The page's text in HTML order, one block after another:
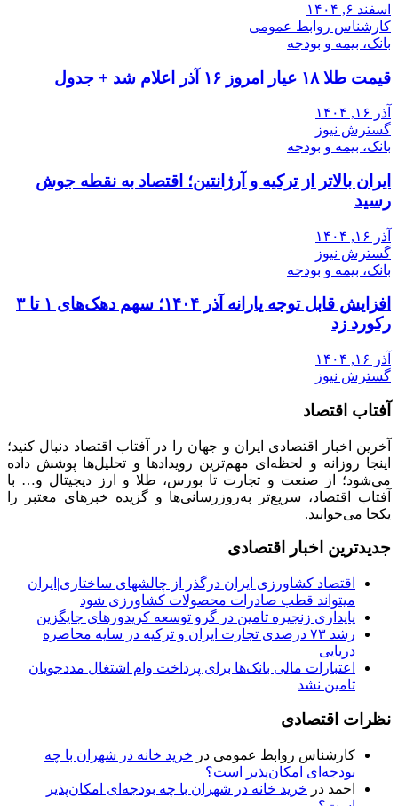
اسفند ۶, ۱۴۰۴
کارشناس روابط عمومی
بانک، بیمه و بودجه
قیمت طلا ۱۸ عیار امروز ۱۶ آذر اعلام شد + جدول
آذر ۱۶, ۱۴۰۴
گسترش نیوز
بانک، بیمه و بودجه
ایران بالاتر از ترکیه و آرژانتین؛ اقتصاد به نقطه جوش
رسید
آذر ۱۶, ۱۴۰۴
گسترش نیوز
بانک، بیمه و بودجه
افزایش قابل توجه یارانه آذر ۱۴۰۴؛ سهم دهک‌های ۱ تا ۳
رکورد زد
آذر ۱۶, ۱۴۰۴
گسترش نیوز
آفتاب اقتصاد
آخرین اخبار اقتصادی ایران و جهان را در آفتاب اقتصاد دنبال کنید؛
اینجا روزانه و لحظه‌ای مهم‌ترین رویدادها و تحلیل‌ها پوشش داده
می‌شود؛ از صنعت و تجارت تا بورس، طلا و ارز دیجیتال و… با
آفتاب اقتصاد، سریع‌تر به‌روزرسانی‌ها و گزیده خبرهای معتبر را
یکجا می‌خوانید.
جدیدترین اخبار اقتصادی
اقتصاد کشاورزی ایران درگذر از چالشهای ساختاری|ایران
میتواند قطب صادرات محصولات کشاورزی شود
پایداری زنجیره تامین در گرو توسعه کریدورهای جایگزین
رشد ۷۳ درصدی تجارت ایران و ترکیه در سایه محاصره
دریایی
اعتبارات مالی بانک‌ها برای پرداخت وام اشتغال مددجویان
تامین نشد
نظرات اقتصادی
کارشناس روابط عمومی در خرید خانه در شهران با چه
بودجه‌ای امکان‌پذیر است؟
احمد در خرید خانه در شهران با چه بودجه‌ای امکان‌پذیر